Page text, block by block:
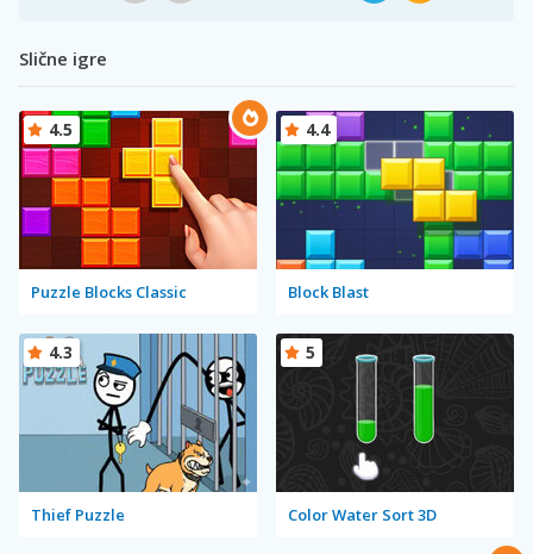
Slične igre
Puzzle Blocks Classic
4.5
Block Blast
4.4
Thief Puzzle
4.3
Color Water Sort 3D
5